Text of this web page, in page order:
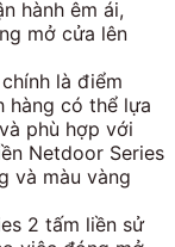
hành êm ái,
mở cửa lên
là điểm
hàng có thể lựa
phù hợp với
Netdoor Series
và màu vàng
2 tấm liền sử